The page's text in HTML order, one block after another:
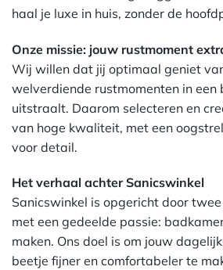
haal je luxe in huis, zonder de
Onze missie: jouw rustmoment
Wij willen dat jij optimaal geniet
welverdiende rustmomenten in een
uitstraalt. Daarom selecteren en
van hoge kwaliteit, met een
voor detail.
Het verhaal achter Sanicswinkel
Sanicswinkel is opgericht door
met een gedeelde passie:
maken. Ons doel is om jouw
beetje fijner en comfortabeler te